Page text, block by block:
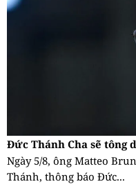
Đức Thánh Cha sẽ tông
Ngày 5/8, ông Matteo
Thánh, thông báo Đức...